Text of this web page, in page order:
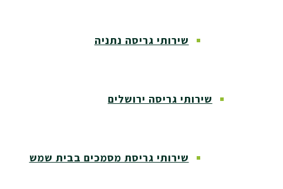
שירותי גריסה נתניה
שירותי גריסה ירושלים
שירותי גריסת מסמכים בבית שמש